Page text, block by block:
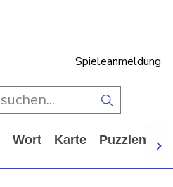
Spieleanmeldung
Wort Karte Puzzlen